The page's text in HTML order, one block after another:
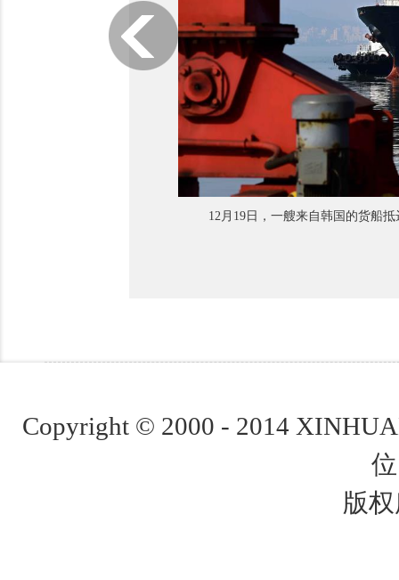
12月19日，一艘来自韩国的货船
Copyright © 2000 - 2014
版